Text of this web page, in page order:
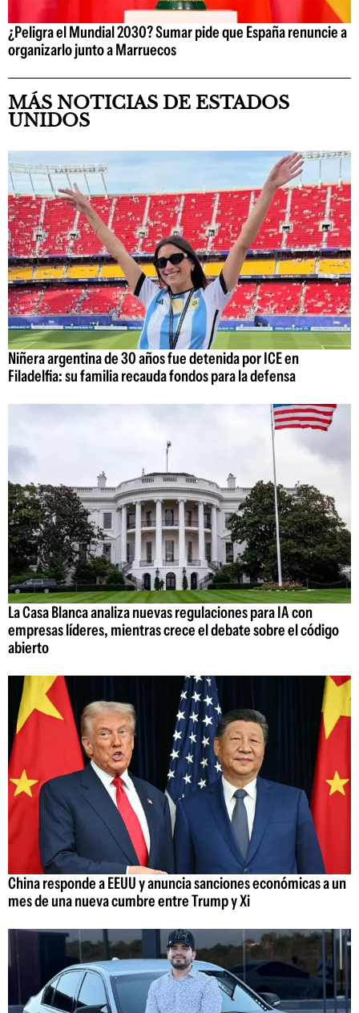
¿Peligra el Mundial 2030? Sumar pide que España renuncie a
organizarlo junto a Marruecos
MÁS NOTICIAS DE ESTADOS
UNIDOS
Niñera argentina de 30 años fue detenida por ICE en
Filadelfia: su familia recauda fondos para la defensa
La Casa Blanca analiza nuevas regulaciones para IA con
empresas líderes, mientras crece el debate sobre el código
abierto
China responde a EEUU y anuncia sanciones económicas a un
mes de una nueva cumbre entre Trump y Xi